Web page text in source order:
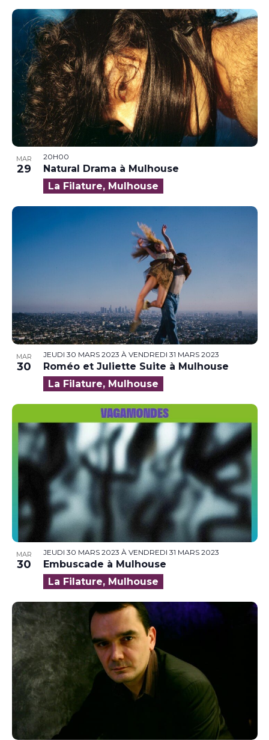
MAR
29
20H00
Natural Drama à Mulhouse
La Filature, Mulhouse
MAR
30
JEUDI 30 MARS 2023 À VENDREDI 31 MARS 2023
Roméo et Juliette Suite à Mulhouse
La Filature, Mulhouse
MAR
30
JEUDI 30 MARS 2023 À VENDREDI 31 MARS 2023
Embuscade à Mulhouse
La Filature, Mulhouse